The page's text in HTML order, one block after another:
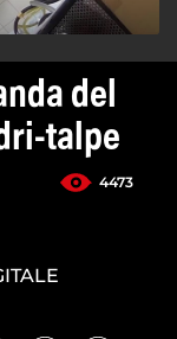
del
talpe
4473